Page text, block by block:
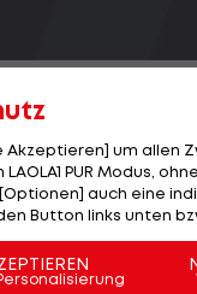
Freund
und U20 tätig
Co-Trainer von
Akzeptieren] um allen
PUR Modus,
auch eine
Button links unten